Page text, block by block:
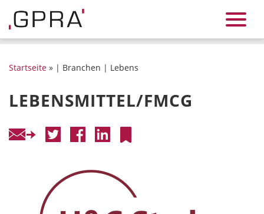
Startseite » | Branchen | Lebens
LEBENSMITTEL/FMCG